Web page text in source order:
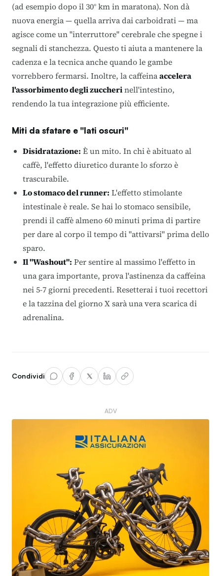
(ad esempio dopo il 30° km in maratona). Non dà
nuova energia — quella arriva dai carboidrati — ma
agisce come un "interruttore" cerebrale che spegne i
segnali di stanchezza. Questo ti aiuta a mantenere la
cadenza e la tecnica anche quando le gambe
vorrebbero fermarsi. Inoltre, la caffeinaaccelera
l'assorbimento degli zuccherinell'intestino,
rendendo la tua integrazione più efficiente.
Miti da sfatare e "lati oscuri"
Disidratazione: È un mito. In chi è abituato al
caffè, l'effetto diuretico durante lo sforzo è
trascurabile.
Lo stomaco del runner: L'effetto stimolante
intestinale è reale. Se hai lo stomaco sensibile,
prendi il caffè almeno 60 minuti prima di partire
per dare al corpo il tempo di "attivarsi" prima dello
sparo.
Il "Washout": Per sentire al massimo l'effetto in
una gara importante, prova l'astinenza da caffeina
nei 5-7 giorni precedenti. Resetterai i tuoi recettori
e la tazzina del giorno X sarà una vera scarica di
adrenalina.
Condividi
ADV